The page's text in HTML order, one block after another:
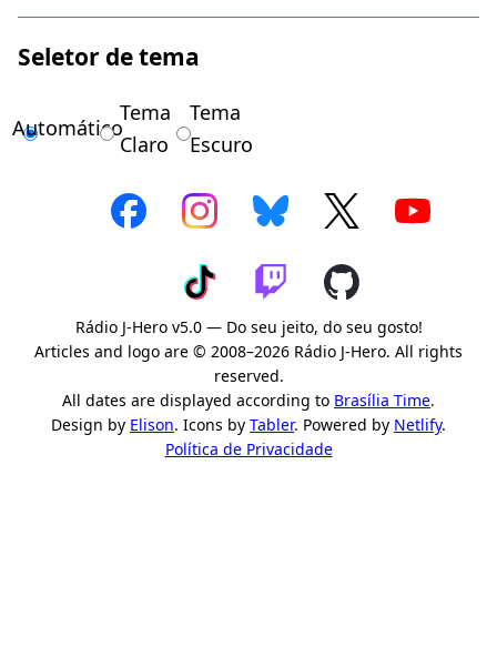
Seletor de tema
Automático
Tema
Claro
Tema
Escuro
Rádio J-Hero v5.0 — Do seu jeito, do seu gosto!
Articles and logo are © 2008–2026 Rádio J-Hero. All rights
reserved.
All dates are displayed according to Brasília Time.
Design by Elison. Icons by Tabler. Powered by Netlify.
Política de Privacidade